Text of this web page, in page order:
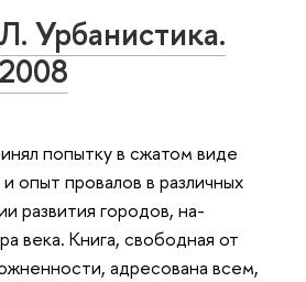
Урбанистика.
попытку в сжатом виде
опыт провалов в различных
развития городов, на­
века. Книга, свободная от
адресована всем,